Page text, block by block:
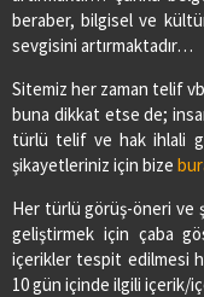
beraber, bilgisel ve
sevgisini artırmaktadır…
Sitemiz her zaman telif
buna dikkat etse de;
türlü telif ve hak ihlali
şikayetleriniz için bize
Her türlü görüş-öneri ve
geliştirmek için çaba
içerikler tespit edilmesi
10 gün içinde ilgili içerik/